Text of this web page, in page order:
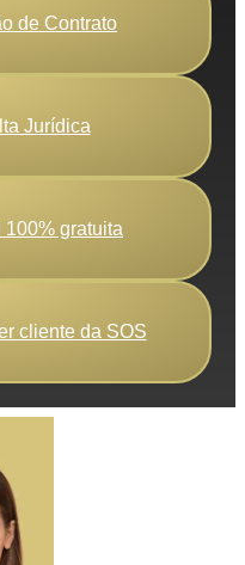
de Contrato
Jurídica
gratuita
cliente da SOS